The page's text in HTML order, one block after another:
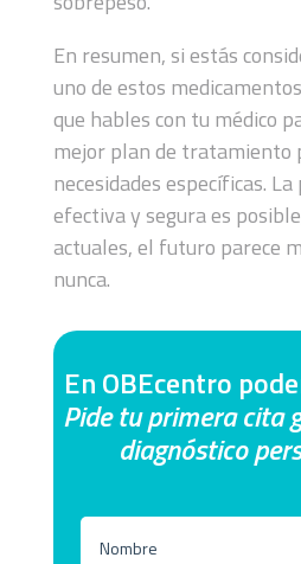
En resumen, si estás
uno de estos
que hables con tu médico
mejor plan de tratamiento
necesidades específicas.
efectiva y segura es
actuales, el futuro parece
nunca.
En OBEcentro
Pide tu primera cita
diagnóstico